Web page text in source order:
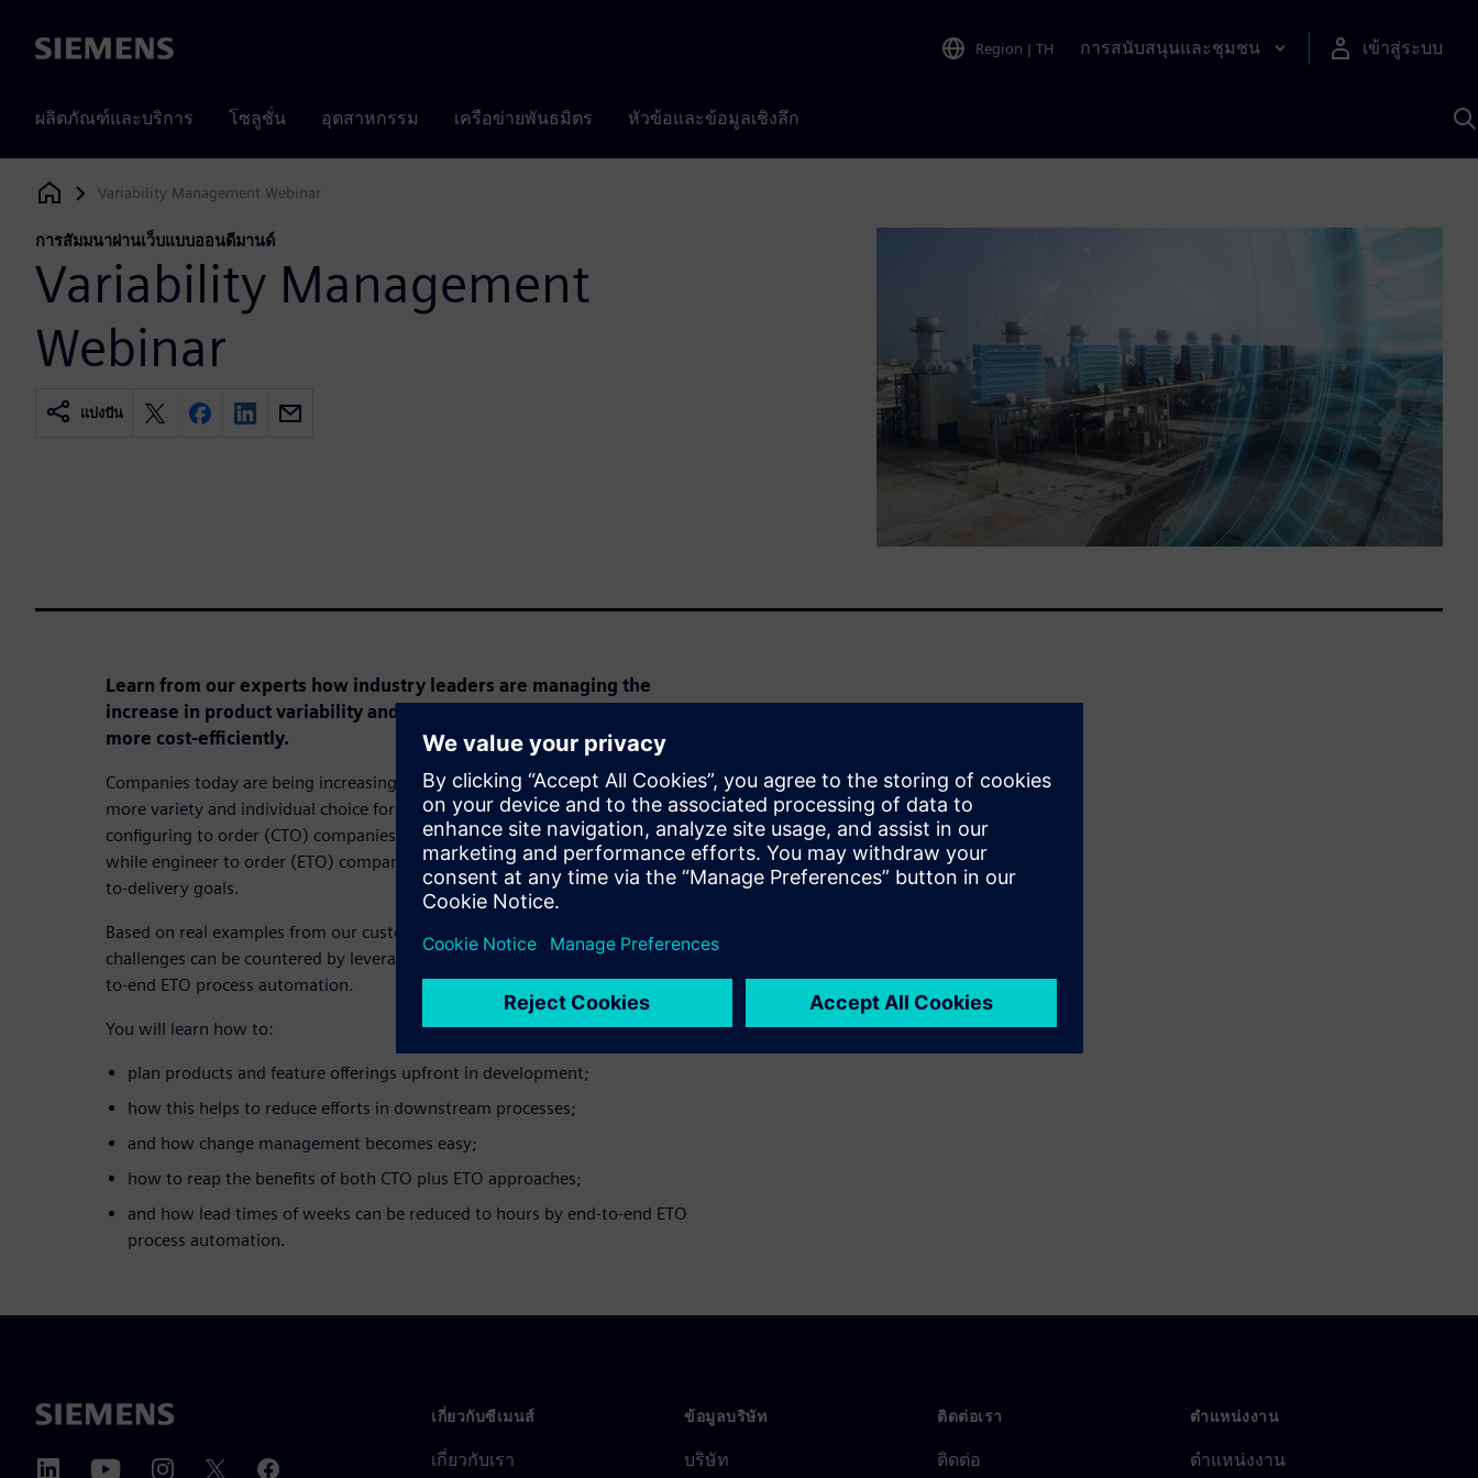
Siemens Region | TH การสนับสนุนและชุมชน เข้าสู่ระบบ
ผลิตภัณฑ์และบริการ โซลูชั่น อุตสาหกรรม เครือข่ายพันธมิตร หัวข้อและข้อมูลเชิงลึก
Siemens Digital Industries Software
Variability Management Webinar
การสัมมนาผ่านเว็บแบบออนดีมานด์
Variability Management
Webinar
แบ่งปัน
Learn from our experts how industry leaders are managing the
increase in product variability and still being able to deliver faster and
more cost-efficiently.
Companies today are being increasingly challenged by their customers to offer
more variety and individual choice for the products they offer. But for
configuring to order (CTO) companies every new variant increases cost by 20%,
while engineer to order (ETO) companies are under pressure to meet their time-
to-delivery goals.
Based on real examples from our customer projects, we will explain how these
challenges can be countered by leveraging configuration management and end-
to-end ETO process automation.
You will learn how to:
plan products and feature offerings upfront in development;
how this helps to reduce efforts in downstream processes;
and how change management becomes easy;
how to reap the benefits of both CTO plus ETO approaches;
and how lead times of weeks can be reduced to hours by end-to-end ETO
process automation.
เกี่ยวกับซีเมนส์
เกี่ยวกับเรา
ข้อมูลบริษัท
บริษัท
ติดต่อเรา
ติดต่อ
ตำแหน่งงาน
ตำแหน่งงาน